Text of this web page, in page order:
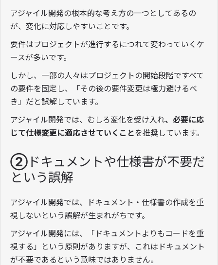
アジャイル開発の根本的な考え方の一つとしてあるの
が、変化に対応しやすいことです。
要件はプロジェクトが進行するにつれて変わっていくケ
ースが多いです。
しかし、一部の人々はプロジェクトの開始段階ですべて
の要件を固定し、「その後の要件変更は極力避けるべ
き」だと誤解しています。
アジャイル開発では、むしろ変化を受け入れ、必要に応
じて仕様変更に適応させていくことを推奨しています。
②ドキュメントや仕様書が不要だ
という誤解
アジャイル開発では、ドキュメント・仕様書の作成を重
視しないという誤解が生まれがちです。
アジャイル開発には、「ドキュメントよりもコードを重
視する」という原則がありますが、これはドキュメント
が不要であるという意味ではありません。